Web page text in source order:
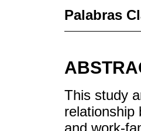
Palabras
This study
relationship
and work-